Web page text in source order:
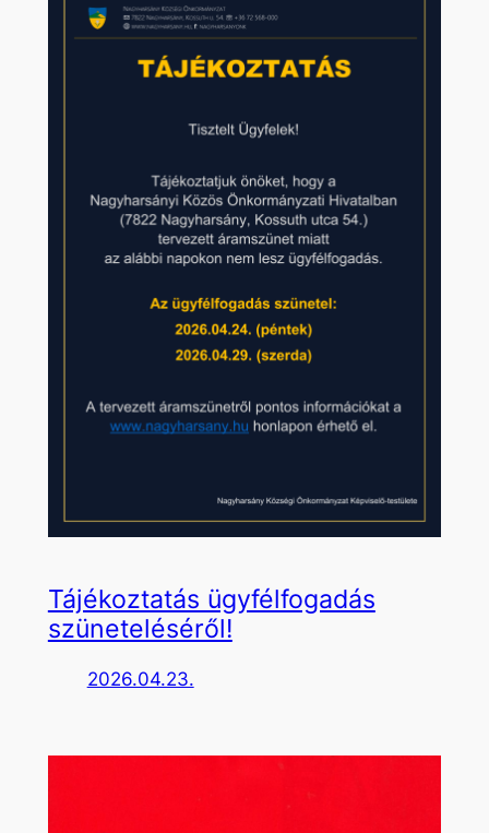
Tájékoztatás ügyfélfogadás
szüneteléséről!
2026.04.23.